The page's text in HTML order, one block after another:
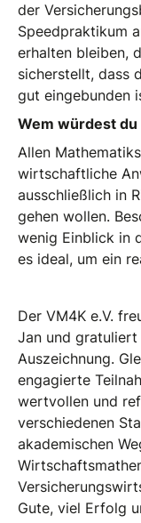
der
Speedpraktikum
erhalten bleiben,
sicherstellt, dass
gut eingebunden
Wem würdest
Allen
wirtschaftliche
ausschließlich in
gehen wollen.
wenig Einblick in
es ideal, um ein
Der VM4K e.V.
Jan und
Auszeichnung.
engagierte
wertvollen und
verschiedenen
akademischen
Gute, viel Erfolg